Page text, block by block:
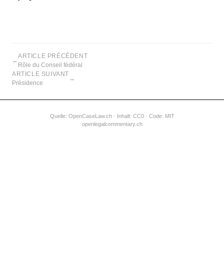
←
ARTICLE PRÉCÉDENT
Rôle du Conseil fédéral
ARTICLE SUIVANT
Présidence
→
Quelle: OpenCaseLaw.ch· Inhalt: CC0 · Code: MIT
openlegalcommentary.ch